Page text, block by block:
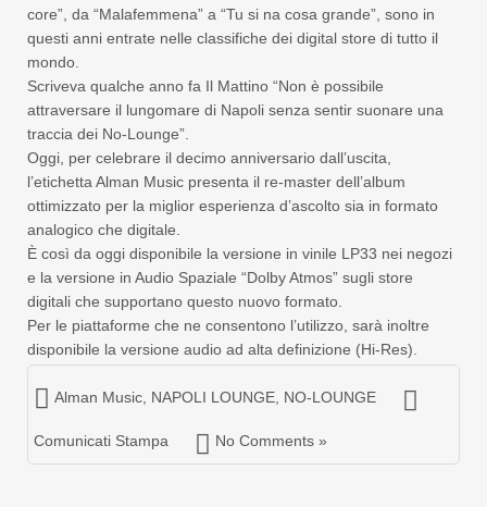
core”, da “Malafemmena” a “Tu si na cosa grande”, sono in
questi anni entrate nelle classifiche dei digital store di tutto il
mondo.
Scriveva qualche anno fa Il Mattino “Non è possibile
attraversare il lungomare di Napoli senza sentir suonare una
traccia dei No-Lounge”.
Oggi, per celebrare il decimo anniversario dall’uscita,
l’etichetta Alman Music presenta il re-master dell’album
ottimizzato per la miglior esperienza d’ascolto sia in formato
analogico che digitale.
È così da oggi disponibile la versione in vinile LP33 nei negozi
e la versione in Audio Spaziale “Dolby Atmos” sugli store
digitali che supportano questo nuovo formato.
Per le piattaforme che ne consentono l’utilizzo, sarà inoltre
disponibile la versione audio ad alta definizione (Hi-Res).
Alman Music NAPOLI LOUNGE NO-LOUNGE
Comunicati Stampa No Comments »